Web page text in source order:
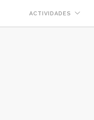
ACTIVIDADES